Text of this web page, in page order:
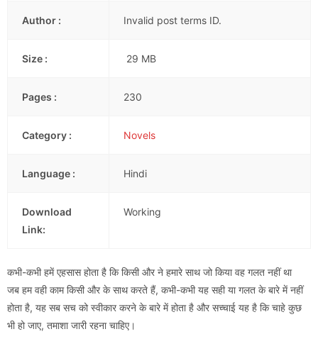
Author : Invalid post terms ID.
Size : 29 MB
Pages : 230
Category : Novels
Language : Hindi
Download
Link:
Working
कभी-कभी हमें एहसास होता है कि किसी और ने हमारे साथ जो किया वह गलत नहीं था
जब हम वही काम किसी और के साथ करते हैं, कभी-कभी यह सही या गलत के बारे में नहीं
होता है, यह सब सच को स्वीकार करने के बारे में होता है और सच्चाई यह है कि चाहे कुछ
भी हो जाए, तमाशा जारी रहना चाहिए।